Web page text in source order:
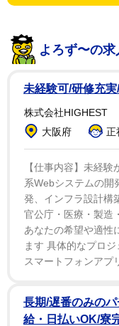
コロナで２年間中
区切りとして出せ
時を待ち、よりい
う回顧し、親友の
にいるところを撮
かぶってるんじゃ
サキちゃんも最初
ないか』と思って
た。結果、『ゆう
われました」と笑う
浴室やベッド、和
陰影のあるモノク
オツカは「私はい
よろず〜の求
未経験可/研修充
株式会社HIGHEST
大阪府
正
【仕事内容】未経
系Webシステムの開
発、インフラ設計構
官公庁・医療・製造
あなたの希望や適性
ます 具体的なプロ
スマートフォンアプ
長期/遅番のみの
給・日払いOK/寮